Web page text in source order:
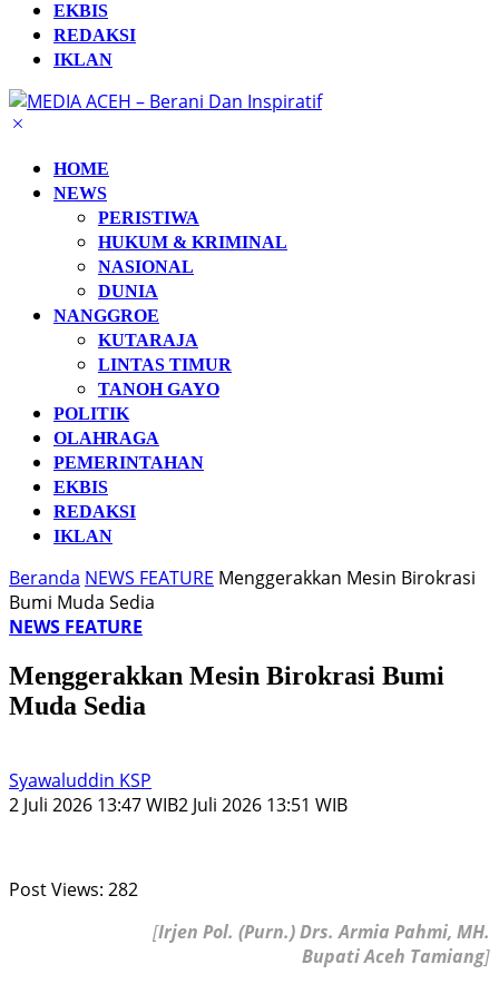
EKBIS
REDAKSI
IKLAN
HOME
NEWS
PERISTIWA
HUKUM & KRIMINAL
NASIONAL
DUNIA
NANGGROE
KUTARAJA
LINTAS TIMUR
TANOH GAYO
POLITIK
OLAHRAGA
PEMERINTAHAN
EKBIS
REDAKSI
IKLAN
Beranda NEWS FEATURE Menggerakkan Mesin Birokrasi
Bumi Muda Sedia
NEWS FEATURE
Menggerakkan Mesin Birokrasi Bumi
Muda Sedia
Syawaluddin KSP
2 Juli 2026 13:47 WIB2 Juli 2026 13:51 WIB
Post Views: 282
[Irjen Pol. (Purn.) Drs. Armia Pahmi, MH.
Bupati Aceh Tamiang]